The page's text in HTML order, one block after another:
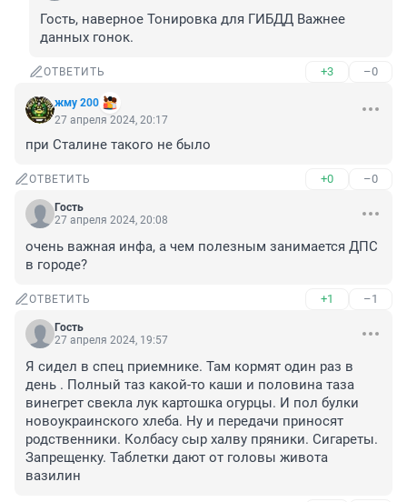
Гость, наверное Тонировка для ГИБДД Важнее
данных гонок.
ОТВЕТИТЬ +3 –0
жму 200
27 апреля 2024, 20:17
при Сталине такого не было
ОТВЕТИТЬ +0 –0
Гость
27 апреля 2024, 20:08
очень важная инфа, а чем полезным занимается ДПС
в городе?
ОТВЕТИТЬ +1 –1
Гость
27 апреля 2024, 19:57
Я сидел в спец приемнике. Там кормят один раз в
день . Полный таз какой-то каши и половина таза
винегрет свекла лук картошка огурцы. И пол булки
новоукраинского хлеба. Ну и передачи приносят
родственники. Колбасу сыр халву пряники. Сигареты.
Запрещенку. Таблетки дают от головы живота
вазилин